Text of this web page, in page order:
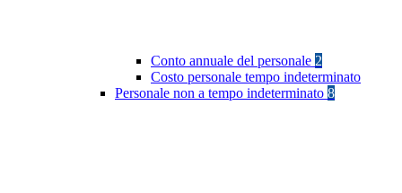
Conto annuale del personale 2
Costo personale tempo indeterminato
Personale non a tempo indeterminato 8